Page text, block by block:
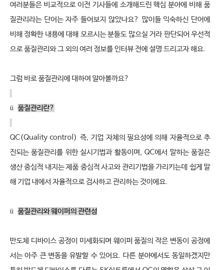
여러분들은 비교적으로 이전 기사들에 소개해드린 핵심 분야에 비해 품
질관리라는 단어는 자주 들어보지 않았나요? 많이들 익숙하신 단어에
비해 정확한 내용에 대해 모르시는 분들도 많으실 거라 판단되어 우선적
으로 품질관리와 그 외의 여러 정보를 인터뷰 전에 설명 드리고자 해요.
그럼 바로 품질관리에 대하여 알아볼까요?
ü 품질관리란?
QC(Quality control) 즉, 기업 자체의 필요성에 의해 자율적으로 추
진되는 품질관리를 위한 실시기법과 활동이며, QC에서 말하는 품질은
생산 중심적 내지는 제품 중심적 사고와 관리기법을 가리키는데 쉽게 말
해 기업 내에서 자율적으로 검사하고 관리하는 것이에요.
ü 품질관리와 웨이퍼의 관련성
반도체 디바이스 공정이 미세화되며 웨이퍼 품질의 작은 변동이 공정에
서는 아주 큰 변동을 유발할 수 있어요. 다른 분야에서도 동일하겠지만